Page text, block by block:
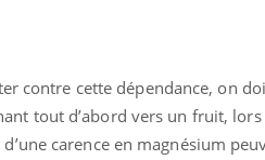
contre cette dépendance, on
tout d’abord vers un fruit,
carence en magnésium